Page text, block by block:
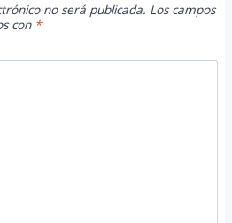
no será publicada. Los campos
con *